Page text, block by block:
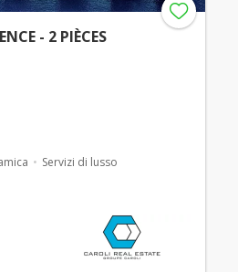
- 2 PIÈCES
Servizi di lusso